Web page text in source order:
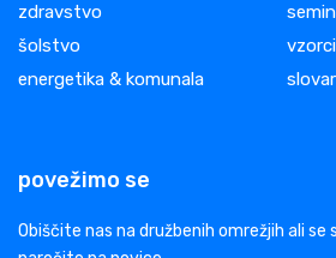
zdravstvo
šolstvo
energetika & komunala
vzorci
povežimo se
Obiščite nas na družbenih omrežjih ali se